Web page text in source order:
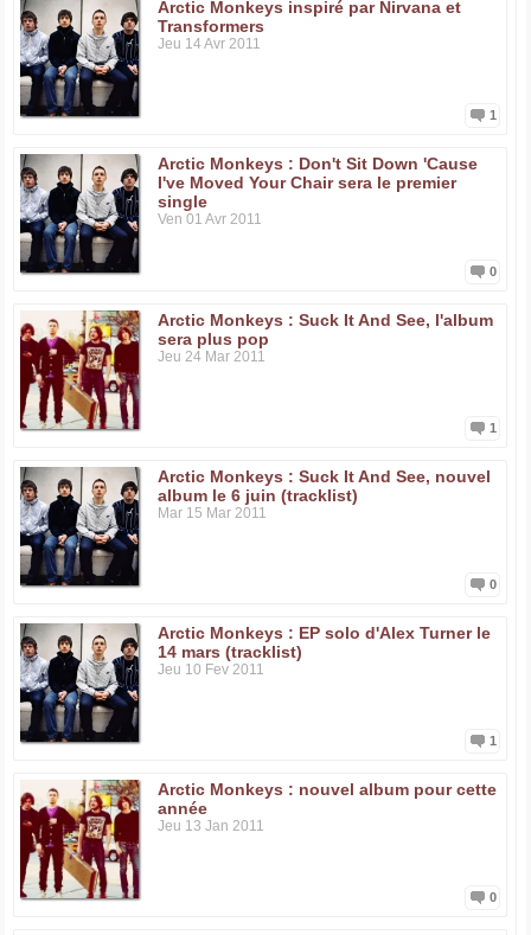
Arctic Monkeys inspiré par Nirvana et
Transformers
Jeu 14 Avr 2011
1
Arctic Monkeys : Don't Sit Down 'Cause
I've Moved Your Chair sera le premier
single
Ven 01 Avr 2011
0
Arctic Monkeys : Suck It And See, l'album
sera plus pop
Jeu 24 Mar 2011
1
Arctic Monkeys : Suck It And See, nouvel
album le 6 juin (tracklist)
Mar 15 Mar 2011
0
Arctic Monkeys : EP solo d'Alex Turner le
14 mars (tracklist)
Jeu 10 Fev 2011
1
Arctic Monkeys : nouvel album pour cette
année
Jeu 13 Jan 2011
0